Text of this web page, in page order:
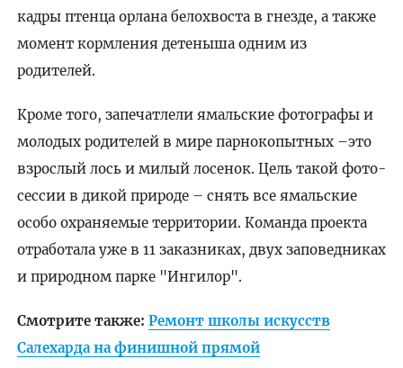
кадры птенца орлана белохвоста в гнезде, а также
момент кормления детеныша одним из
родителей.
Кроме того, запечатлели ямальские фотографы и
молодых родителей в мире парнокопытных –это
взрослый лось и милый лосенок. Цель такой фото-
сессии в дикой природе – снять все ямальские
особо охраняемые территории. Команда проекта
отработала уже в 11 заказниках, двух заповедниках
и природном парке "Ингилор".
Смотрите также: Ремонт школы искусств
Салехарда на финишной прямой